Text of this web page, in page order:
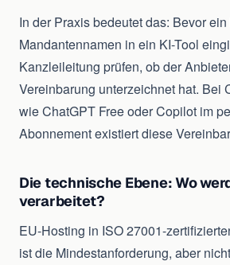
In der Praxis bedeutet das: Bevor
Mandantennamen in ein KI-Tool
Kanzleileitung prüfen, ob der
Vereinbarung unterzeichnet hat. Bei
wie ChatGPT Free oder Copilot im
Abonnement existiert diese
Die technische Ebene: Wo
verarbeitet?
EU-Hosting in ISO 27001-
ist die Mindestanforderung, aber